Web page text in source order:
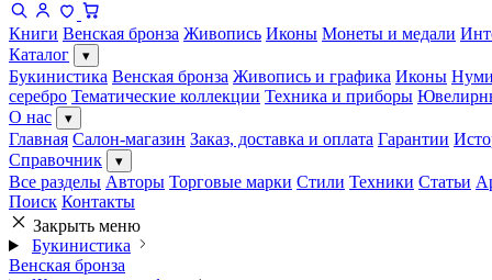
Книги Венская бронза Живопись Иконы Монеты и медали
Каталог
▾
Букинистика Венская бронза Живопись и графика Иконы
серебро Тематические коллекции Техника и приборы
О нас
▾
Главная Салон-магазин Заказ, доставка и оплата Гарантии
Справочник
▾
Все разделы Авторы Торговые марки Стили Техники Статьи
Поиск Контакты
Закрыть меню
Букинистика
Венская бронза